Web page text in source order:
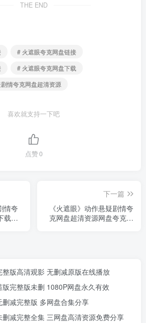
THE END
# 火遮眼夸克网盘链接
# 火遮眼夸克网盘下载
情夸克网盘超清资源
喜欢就支持一下吧
点赞0
情夸
载永
下一篇
《火遮眼》动作悬疑剧情夸
克网盘超清资源网盘夸克资
版高清观影 无删减原版在线播放
完整版未删 1080P网盘永久有效
减完整版 多网盘合集分享
减完整全集 三网盘高清资源免费分享